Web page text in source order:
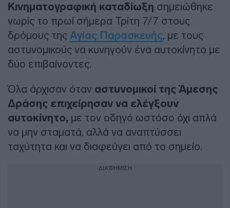
Κινηματογραφική καταδίωξη σημειώθηκε
νωρίς το πρωί σήμερα Τρίτη 7/7 στους
δρόμους της Αγίας Παρασκευής, με τους
αστυνομικούς να κυνηγούν ένα αυτοκίνητο με
δύο επιβαίνοντες.
Όλα άρχισαν όταν αστυνομικοί της Άμεσης
Δράσης επιχείρησαν να ελέγξουν
αυτοκίνητο, με τον οδηγό ωστόσο όχι απλά
να μην σταματά, αλλά να αναπτύσσει
ταχύτητα και να διαφεύγει από το σημείο.
ΔΙΑΦΗΜΙΣΗ